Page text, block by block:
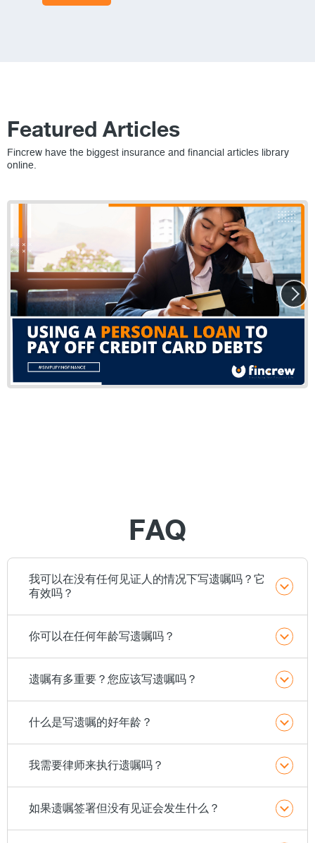
Featured Articles
Fincrew have the biggest insurance and financial articles library
online.
FAQ
我可以在没有任何见证人的情况下写遗嘱吗？它
有效吗？
你可以在任何年龄写遗嘱吗？
遗嘱有多重要？您应该写遗嘱吗？
什么是写遗嘱的好年龄？
我需要律师来执行遗嘱吗？
如果遗嘱签署但没有见证会发生什么？